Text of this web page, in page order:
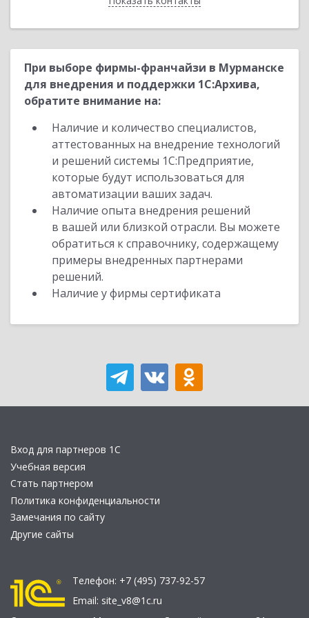
При выборе фирмы-франчайзи в Мурманске
для внедрения и поддержки 1С:Архива,
обратите внимание на:
Наличие и количество специалистов,
аттестованных на внедрение технологий
и решений системы 1С:Предприятие,
которые будут использоваться для
автоматизации ваших задач.
Наличие опыта внедрения решений
в вашей или близкой отрасли. Вы можете
обратиться к справочнику, содержащему
примеры внедренных партнерами
решений.
Наличие у фирмы сертификата
Вход для партнеров 1С
Учебная версия
Стать партнером
Политика конфиденциальности
Замечания по сайту
Другие сайты
Телефон: +7 (495) 737-92-57
Email: site_v8@1c.ru